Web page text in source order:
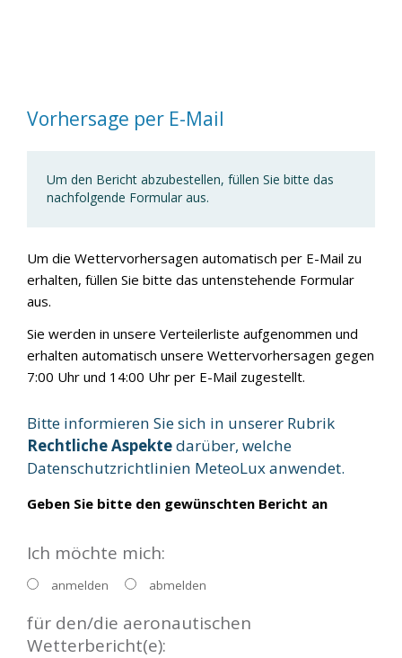
Vorhersage per E-Mail
Um den Bericht abzubestellen, füllen Sie bitte das
nachfolgende Formular aus.
Um die Wettervorhersagen automatisch per E-Mail zu
erhalten, füllen Sie bitte das untenstehende Formular
aus.
Sie werden in unsere Verteilerliste aufgenommen und
erhalten automatisch unsere Wettervorhersagen gegen
7:00 Uhr und 14:00 Uhr per E-Mail zugestellt.
Bitte informieren Sie sich in unserer Rubrik
Rechtliche Aspektedarüber, welche
Datenschutzrichtlinien MeteoLux anwendet.
Geben Sie bitte den gewünschten Bericht an
Ich möchte mich:
anmelden abmelden
für den/die aeronautischen
Wetterbericht(e):